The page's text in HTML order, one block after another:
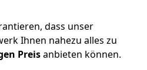
dass unser
Ihnen nahezu alles zu
Preisanbieten können.